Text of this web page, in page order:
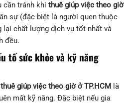
cần tránh khi thuê giúp việc theo giờ
sự (đặc biệt là người quen thuộc
lại chất lượng dịch vụ tốt nhất và
đều.
tố sức khỏe và kỹ năng
thuê giúp việc theo giờ ở TP.HCM là
mất kỹ năng. Đặc biệt nếu gia